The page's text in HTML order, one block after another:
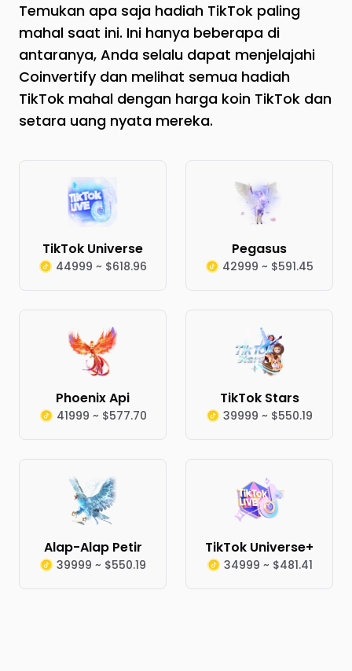
Temukan apa saja hadiah TikTok paling
mahal saat ini. Ini hanya beberapa di
antaranya, Anda selalu dapat menjelajahi
Coinvertify dan melihat semua hadiah
TikTok mahal dengan harga koin TikTok dan
setara uang nyata mereka.
TikTok Universe
44999 ~ $618.96
Pegasus
42999 ~ $591.45
Phoenix Api
41999 ~ $577.70
TikTok Stars
39999 ~ $550.19
Alap-Alap Petir
39999 ~ $550.19
TikTok Universe+
34999 ~ $481.41